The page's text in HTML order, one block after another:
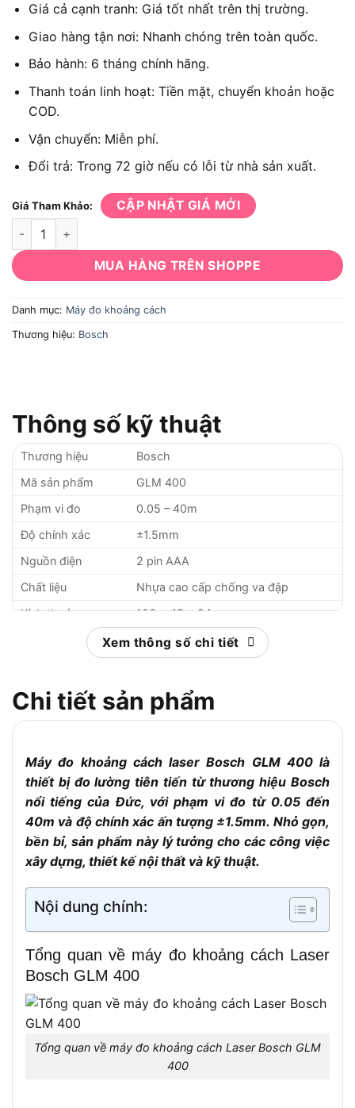
Giá cả cạnh tranh: Giá tốt nhất trên thị trường.
Giao hàng tận nơi: Nhanh chóng trên toàn quốc.
Bảo hành: 6 tháng chính hãng.
Thanh toán linh hoạt: Tiền mặt, chuyển khoản hoặc
COD.
Vận chuyển: Miễn phí.
Đổi trả: Trong 72 giờ nếu có lỗi từ nhà sản xuất.
Giá Tham Khảo: CẬP NHẬT GIÁ MỚI
Máy đo khoảng cách Laser Bosch GLM 400 số lượng
MUA HÀNG TRÊN SHOPPE
Danh mục: Máy đo khoảng cách
Thương hiệu: Bosch
Thông số kỹ thuật
Thương hiệu
Bosch
Mã sản phẩm
GLM 400
Phạm vi đo
0.05 – 40m
Độ chính xác
±1.5mm
Nguồn điện
2 pin AAA
Chất liệu
Nhựa cao cấp chống va đập
Kích thước
106 x 45 x 24mm
100g
Bảo hành
6 tháng
Xem thông số chi tiết
Chi tiết sản phẩm
Máy đo khoảng cách laser Bosch GLM 400 là
thiết bị đo lường tiên tiến từ thương hiệu Bosch
nổi tiếng của Đức, với phạm vi đo từ 0.05 đến
40m và độ chính xác ấn tượng ±1.5mm. Nhỏ gọn,
bền bỉ, sản phẩm này lý tưởng cho các công việc
xây dựng, thiết kế nội thất và kỹ thuật.
Nội dung chính:
Tổng quan về máy đo khoảng cách Laser
Bosch GLM 400
Tổng quan về máy đo khoảng cách Laser Bosch GLM
400